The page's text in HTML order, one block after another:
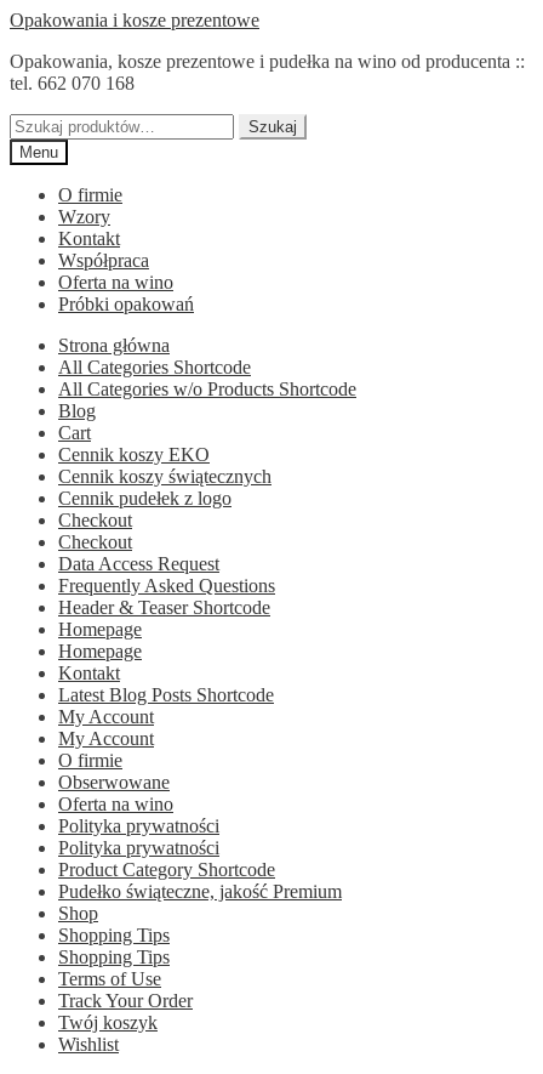
Przejdź
nawigacji
Przejdź
treści
Opakowania i kosze prezentowe
Opakowania, kosze prezentowe i pudełka na wino od producenta ::
tel. 662 070 168
Szukaj:
Szukaj
Menu
O firmie
Wzory
Kontakt
Współpraca
Oferta na wino
Próbki opakowań
Strona główna
All Categories Shortcode
All Categories w/o Products Shortcode
Blog
Cart
Cennik koszy EKO
Cennik koszy świątecznych
Cennik pudełek z logo
Checkout
Checkout
Data Access Request
Frequently Asked Questions
Header & Teaser Shortcode
Homepage
Homepage
Kontakt
Latest Blog Posts Shortcode
My Account
My Account
O firmie
Obserwowane
Oferta na wino
Polityka prywatności
Polityka prywatności
Product Category Shortcode
Pudełko świąteczne, jakość Premium
Shop
Shopping Tips
Shopping Tips
Terms of Use
Track Your Order
Twój koszyk
Wishlist